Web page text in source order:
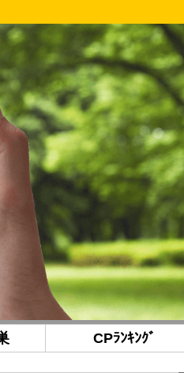
CPﾗﾝｷﾝｸﾞ